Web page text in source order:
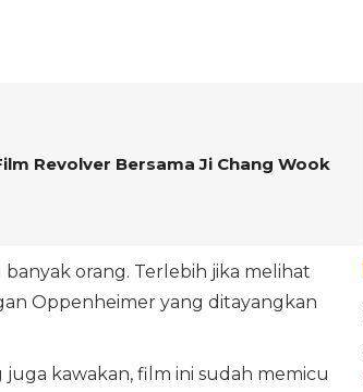
Revolver Bersama Ji Chang Wook
orang. Terlebih jika melihat
Oppenheimer yang ditayangkan
kawakan, film ini sudah memicu